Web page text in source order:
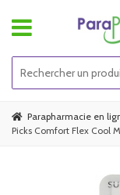
Parapharmacie en
Picks Comfort Flex Cool